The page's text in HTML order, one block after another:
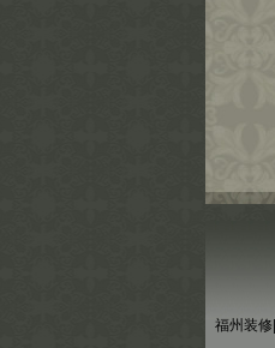
福州装修